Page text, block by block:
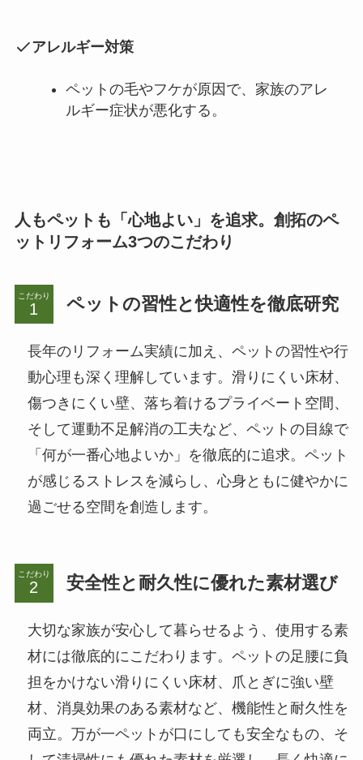
アレルギー対策
ペットの毛やフケが原因で、家族のアレ
ルギー症状が悪化する。
人もペットも「心地よい」を追求。創拓のペ
ットリフォーム3つのこだわり
こだわり ペットの習性と快適性を徹底研究
長年のリフォーム実績に加え、ペットの習性や行
動心理も深く理解しています。滑りにくい床材、
傷つきにくい壁、落ち着けるプライベート空間、
そして運動不足解消の工夫など、ペットの目線で
「何が一番心地よいか」を徹底的に追求。ペット
が感じるストレスを減らし、心身ともに健やかに
過ごせる空間を創造します。
こだわり 安全性と耐久性に優れた素材選び
大切な家族が安心して暮らせるよう、使用する素
材には徹底的にこだわります。ペットの足腰に負
担をかけない滑りにくい床材、爪とぎに強い壁
材、消臭効果のある素材など、機能性と耐久性を
両立。万が一ペットが口にしても安全なもの、そ